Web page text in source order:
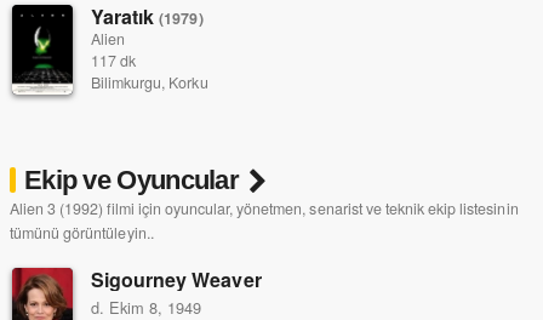
Yaratık(1979)
Alien
117 dk
Bilimkurgu, Korku
Ekip ve Oyuncular
Alien 3 (1992) filmi için oyuncular, yönetmen, senarist ve teknik ekip listesinin
tümünü görüntüleyin..
Sigourney Weaver
d. Ekim 8, 1949